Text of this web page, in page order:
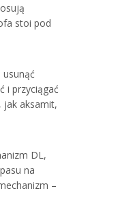
stoi pod
i przyciągać
jak aksamit,
DL,
na
–